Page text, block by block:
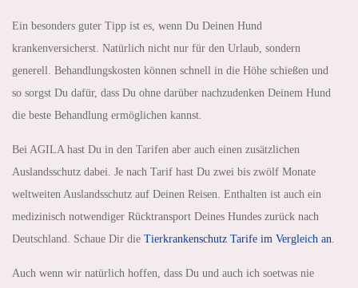
Ein besonders guter Tipp ist es, wenn Du Deinen Hund
krankenversicherst. Natürlich nicht nur für den Urlaub, sondern
generell. Behandlungskosten können schnell in die Höhe schießen und
so sorgst Du dafür, dass Du ohne darüber nachzudenken Deinem Hund
die beste Behandlung ermöglichen kannst.
Bei AGILA hast Du in den Tarifen aber auch einen zusätzlichen
Auslandsschutz dabei. Je nach Tarif hast Du zwei bis zwölf Monate
weltweiten Auslandsschutz auf Deinen Reisen. Enthalten ist auch ein
medizinisch notwendiger Rücktransport Deines Hundes zurück nach
Deutschland. Schaue Dir die Tierkrankenschutz Tarife im Vergleich an
Auch wenn wir natürlich hoffen, dass Du und auch ich soetwas nie